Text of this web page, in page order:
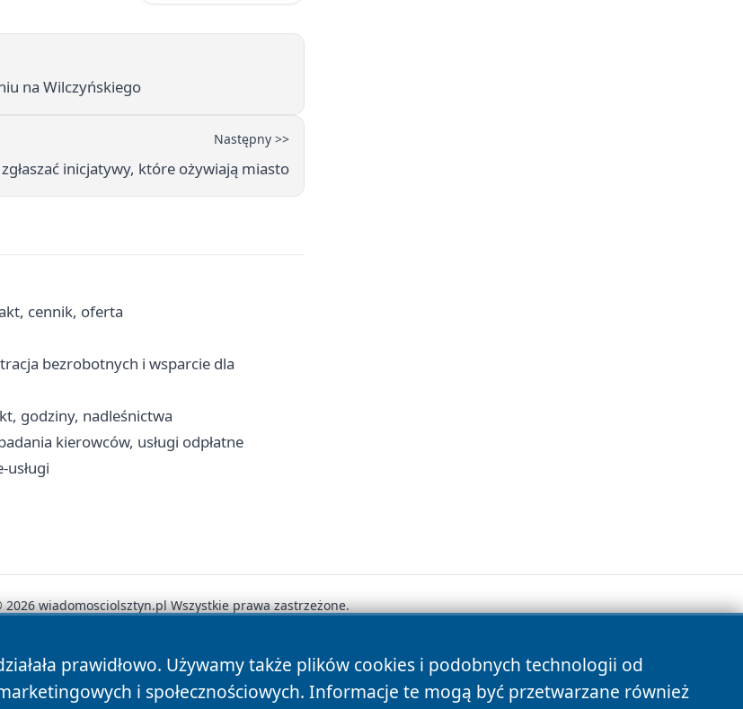
na Wilczyńskiego
Następny >>
inicjatywy, które ożywiają miasto
cennik, oferta
bezrobotnych i wsparcie dla
godziny, nadleśnictwa
kierowców, usługi odpłatne
prawidłowo. Używamy także plików cookies i podobnych technologii od
i społecznościowych. Informacje te mogą być przetwarzane również
wiadomosciolsztyn.pl Wszystkie prawa zastrzeżone.
Polityka Prywatności Polityka Cookies